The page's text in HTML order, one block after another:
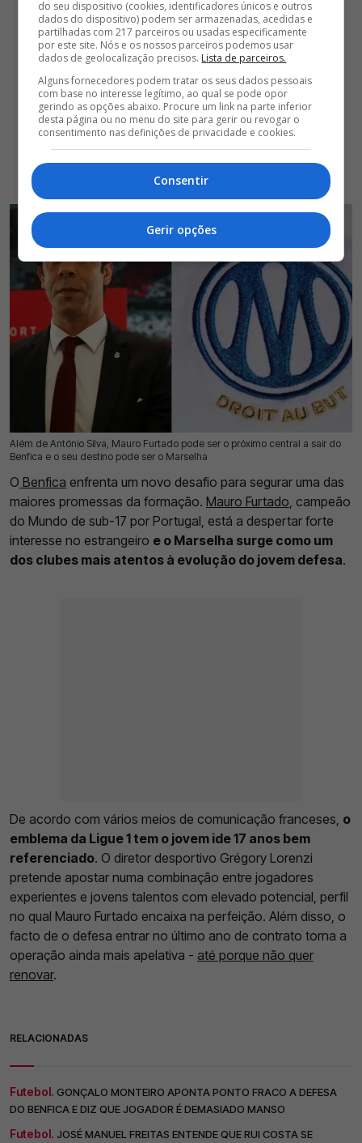
Além de António Silva, Mauro Furtado pode ser o próximo central a sair do
Benfica e o seu destino pode ser o Marselha
16 Jul 2026 | 17:31 | 0
O Benfica enfrenta um novo desafio para segurar uma das
maiores promessas da formação. Mauro Furtado , campeão
do Mundo de sub-17 por Portugal, está a despertar forte
interesse no estrangeiro e o Marselha surge como um
dos clubes mais atentos à evolução do jovem defesa.
De acordo com vários meios de comunicação franceses, o
emblema da Ligue 1 tem o jovem ide 17 anos bem
referenciado. O diretor desportivo Grégory Lorenzi
pretende apostar numa combinação entre jogadores
experientes e jovens talentos com elevado potencial, perfil
no qual Mauro Furtado encaixa na perfeição. Além disso, o
facto de o defesa entrar no último ano de contrato torna a
operação ainda mais apelativa - até porque não quer
renovar.
RELACIONADAS
Futebol. GONÇALO MONTEIRO APONTA PONTO FRACO A DEFESA
DO BENFICA E DIZ QUE JOGADOR É DEMASIADO MANSO
Futebol. JOSÉ MANUEL FREITAS ENTENDE QUE RUI COSTA SE
do seu dispositivo (cookies, identificadores únicos e outros
dados do dispositivo) podem ser armazenadas, acedidas e
partilhadas com 217 parceiros ou usadas especificamente
por este site. Nós e os nossos parceiros podemos usar
dados de geolocalização precisos. Lista de parceiros.
Alguns fornecedores podem tratar os seus dados pessoais
com base no interesse legítimo, ao qual se pode opor
gerindo as opções abaixo. Procure um link na parte inferior
desta página ou no menu do site para gerir ou revogar o
consentimento nas definições de privacidade e cookies.
Consentir
Gerir opções